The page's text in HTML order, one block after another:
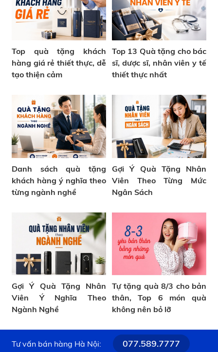
Top quà tặng khách
hàng giá rẻ thiết thực, dễ
tạo thiện cảm
Top 13 Quà tặng cho bác
sĩ, dược sĩ, nhân viên y tế
thiết thực nhất
Danh sách quà tặng
khách hàng ý nghĩa theo
từng ngành nghề
Gợi Ý Quà Tặng Nhân
Viên Theo Từng Mức
Ngân Sách
Gợi Ý Quà Tặng Nhân
Viên Ý Nghĩa Theo
Ngành Nghề
Tự tặng quà 8/3 cho bản
thân, Top 6 món quà
không nên bỏ lỡ
Tư vấn bán hàng Hà Nội: 077.589.7777